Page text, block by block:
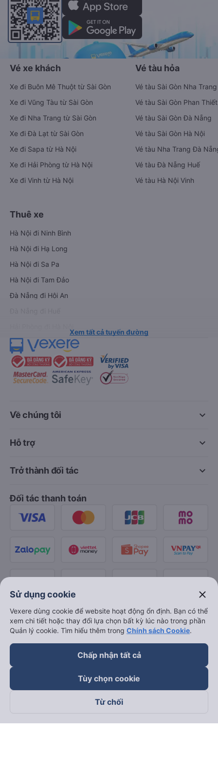
Vé xe khách
Xe đi Buôn Mê Thuột từ Sài Gòn
Xe đi Vũng Tàu từ Sài Gòn
Xe đi Nha Trang từ Sài Gòn
Xe đi Đà Lạt từ Sài Gòn
Xe đi Sapa từ Hà Nội
Xe đi Hải Phòng từ Hà Nội
Xe đi Vinh từ Hà Nội
Vé tàu hỏa
Vé tàu Sài Gòn Nha Trang
Vé tàu Sài Gòn Phan Thiết
Vé tàu Sài Gòn Đà Nẵng
Vé tàu Sài Gòn Hà Nội
Vé tàu Nha Trang Đà
Vé tàu Đà Nẵng Huế
Vé tàu Hà Nội Vinh
Thuê xe
Hà Nội đi Ninh Bình
Hà Nội đi Hạ Long
Hà Nội đi Sa Pa
Hà Nội đi Tam Đảo
Đà Nẵng đi Hội An
Xem tất cả tuyến đường
keyboard_arrow_down
Về chúng tôi
keyboard_arrow_down
Hỗ trợ
keyboard_arrow_down
Trở thành đối tác
Đối tác thanh toán
Theo dõi chúng tôi trên
Sử dụng cookie close
Vexere dùng cookie để website hoạt động ổn định. Bạn có thể
xem chi tiết hoặc thay đổi lựa chọn bất kỳ lúc nào trong phần
Quản lý cookie. Tìm hiểu thêm trong Chính sách Cookie.
Chấp nhận tất cả
Tùy chọn cookie
Từ chối